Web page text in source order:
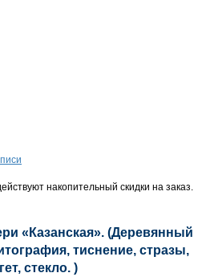
накопительный скидки на заказ.
«Казанская». (Деревянный
тиснение, стразы,
стекло. )